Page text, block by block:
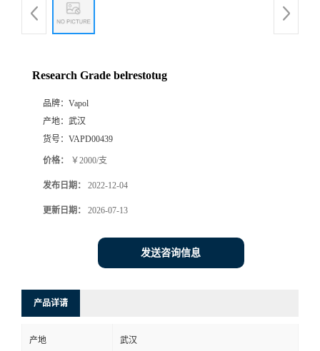
Research Grade belrestotug
品牌： Vapol
产地： 武汉
货号： VAPD00439
价格： ￥2000/支
发布日期： 2022-12-04
更新日期： 2026-07-13
发送咨询信息
产品详请
产地 武汉